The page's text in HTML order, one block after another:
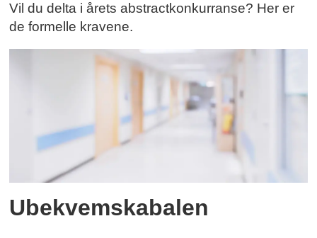
Vil du delta i årets abstractkonkurranse? Her er
de formelle kravene.
Ubekvemskabalen